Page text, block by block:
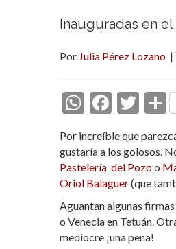
Inauguradas en
Por Julia Pérez Lozano |
W
at
s
A
p
p
F
e
b
o
o
k
T
itt
er
C
r
Por increíble que
gustaría a los golosos.
Pastelería del Pozoo
Oriol Balaguer(que
Aguantan algunas
o Venecia en Tetuán.
mediocre ¡una pena!